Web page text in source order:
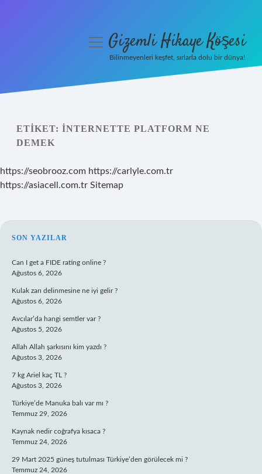
Yasal Uyarı
menüyüGizemli Hikaye Köşesi
Bilinmeyenleri keşfet, sırlarla dolu bir dünya!
ETIKET: İNTERNETTE PLATFORM NE
DEMEK
https://seobrooz.com https://carlyle.com.tr
https://asiacell.com.tr Sitemap
SIDEBAR
SON YAZILAR
Can I get a FIDE rating online ?
Ağustos 6, 2026
Kulak zarı delinmesine ne iyi gelir ?
Ağustos 6, 2026
Avcılar’da hangi semtler var ?
Ağustos 5, 2026
Allah Allah şarkısını kim yazdı ?
Ağustos 3, 2026
7 kg Ariel kaç TL ?
Ağustos 3, 2026
Türkiye’de Manuka balı var mı ?
Temmuz 29, 2026
Kaynak nedir coğrafya kısaca ?
Temmuz 24, 2026
29 Mart 2025 güneş tutulması Türkiye’den görülecek mi ?
Temmuz 24, 2026